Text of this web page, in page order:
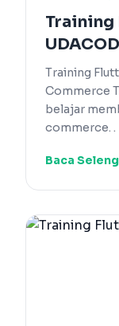
Training
Training
Commerce
belajar
commerce. .
Baca